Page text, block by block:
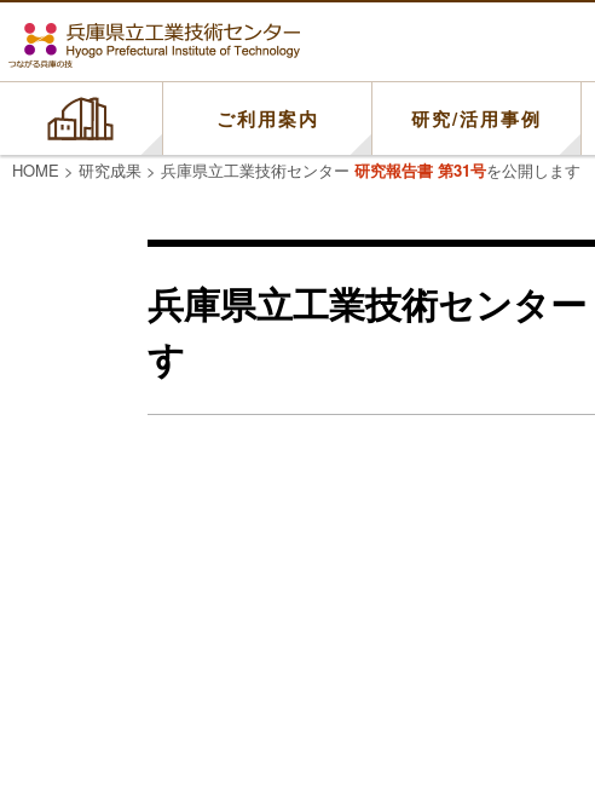
ご利用案内 研究/活用事例
HOME > 研究成果 > 兵庫県立工業技術センター 研究報告書 第31号を公開します
兵庫県立工業技術センター
す